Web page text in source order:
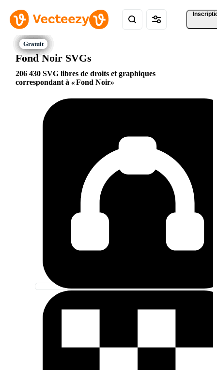
Fond Noir SVGs
206 430 SVG libres de droits et graphiques
correspondant à
Fond Noir